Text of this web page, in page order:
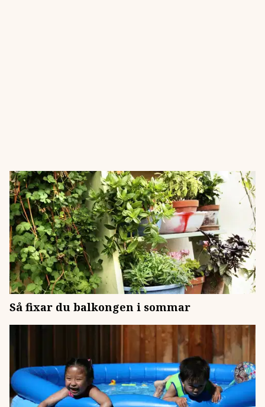
Så fixar du balkongen i sommar